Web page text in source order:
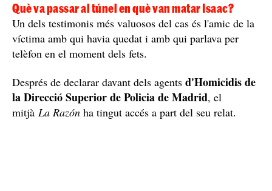
Què va passar al túnel en què van matar Isaac?
Un dels testimonis més valuosos del cas és l'amic de la
víctima amb qui havia quedat i amb qui parlava per
telèfon en el moment dels fets.
Després de declarar davant dels agents d'Homicidis de
la Direcció Superior de Policia de Madrid, el
mitjà La Razón ha tingut accés a part del seu relat.